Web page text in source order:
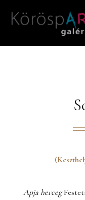
Apja herceg